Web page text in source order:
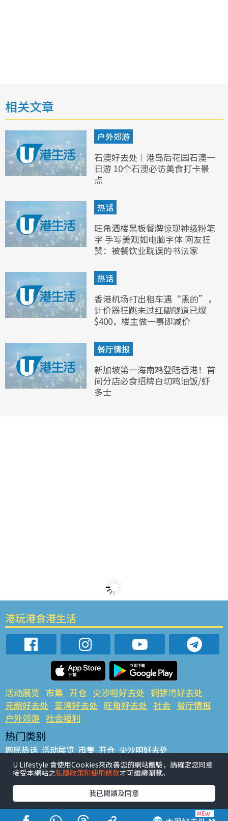
相关文章
户外郊游
石澳好去处︱港岛后花园石澳一
日游 10个石澳必访美食打卡景
点
热话
旺角酒楼黑板餐牌惊现神级粉笔
字 手写美观如电脑字体 网友狂
赞：被餐饮业耽误的书法家
热话
香港机场打出租车遇“黑的”，
计价器狂跳未过红磡隧道已爆
$400，楼主做一事即减价
餐厅情报
新加坡第一海南鸡登陆香港！首
间分店必食招牌白切鸡油饭/虾
多士
港玩港食港生活
活动展览 市集 开仓 尖沙咀好去处 铜锣湾好去处
元朗好去处 荃湾好去处 旺角好去处 社会 餐厅情报
户外郊游 社会福利
热门类别
网民热话 活动展览 市集 开仓 尖沙咀好去处
铜锣湾好去处 元朗好去处 荃湾好去处 旺角好去处 社会
餐厅情报 户外郊游
热门标签
#UGO揾好去处 #人气活动推介 #美食社群热话
#亲子玩乐好去处
#ULifestyle应用程式 #限时抢
U Lifestyle 會使用Cookies來改善您的網站體驗，請確定您同意
接受本網站之私隱政策和使用條款才可繼續瀏覽。
我已閱讀及同意